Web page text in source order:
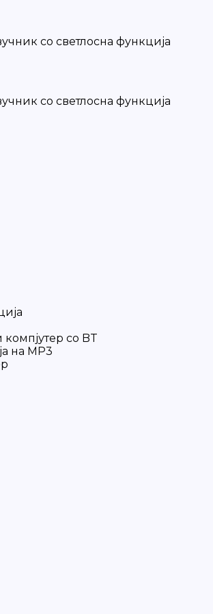
со светлосна функција
со светлосна функција
со BT
на MP3